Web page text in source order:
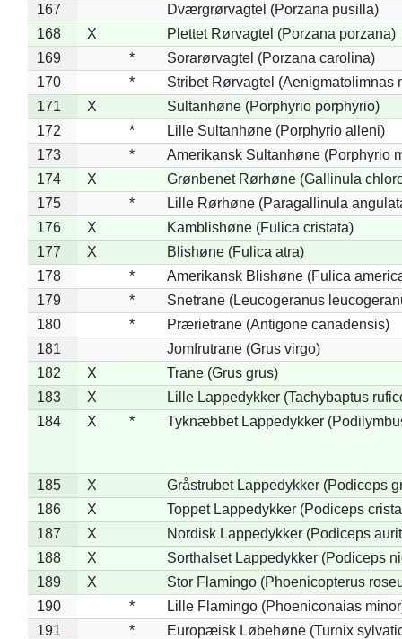
167
Dværgrørvagtel (Porzana pusilla)
168
X
Plettet Rørvagtel (Porzana porzana)
169
*
Sorarørvagtel (Porzana carolina)
170
*
Stribet Rørvagtel (Aenigmatolimnas
171
X
Sultanhøne (Porphyrio porphyrio)
172
*
Lille Sultanhøne (Porphyrio alleni)
173
*
Amerikansk Sultanhøne (Porphyrio
174
X
Grønbenet Rørhøne (Gallinula
175
*
Lille Rørhøne (Paragallinula
176
X
Kamblishøne (Fulica cristata)
177
X
Blishøne (Fulica atra)
178
*
Amerikansk Blishøne (Fulica
179
*
Snetrane (Leucogeranus
180
*
Prærietrane (Antigone canadensis)
181
Jomfrutrane (Grus virgo)
182
X
Trane (Grus grus)
183
X
Lille Lappedykker (Tachybaptus
184
X * Tyknæbbet Lappedykker
185 X
Gråstrubet Lappedykker (Podiceps
186
X
Toppet Lappedykker (Podiceps
187
X
Nordisk Lappedykker (Podiceps
188
X
Sorthalset Lappedykker (Podiceps
189
X
Stor Flamingo (Phoenicopterus
190
*
Lille Flamingo (Phoeniconaias
191
*
Europæisk Løbehøne (Turnix